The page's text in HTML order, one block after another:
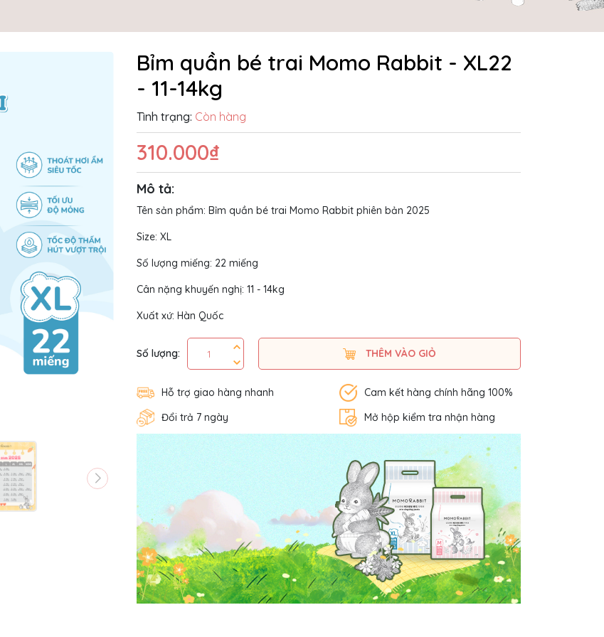
Bỉm quần bé trai Momo Rabbit - XL22
- 11-14kg
Tình trạng: Còn hàng
310.000₫
Mô tả:
Tên sản phẩm: Bỉm quần bé trai Momo Rabbit phiên bản 2025
Size: XL
Số lượng miếng: 22 miếng
Cân nặng khuyến nghị: 11 - 14kg
Xuất xứ: Hàn Quốc
Số lượng: THÊM VÀO GIỎ
Hỗ trợ giao hàng nhanh
Cam kết hàng chính hãng 100%
Đổi trả 7 ngày
Mở hộp kiểm tra nhận hàng